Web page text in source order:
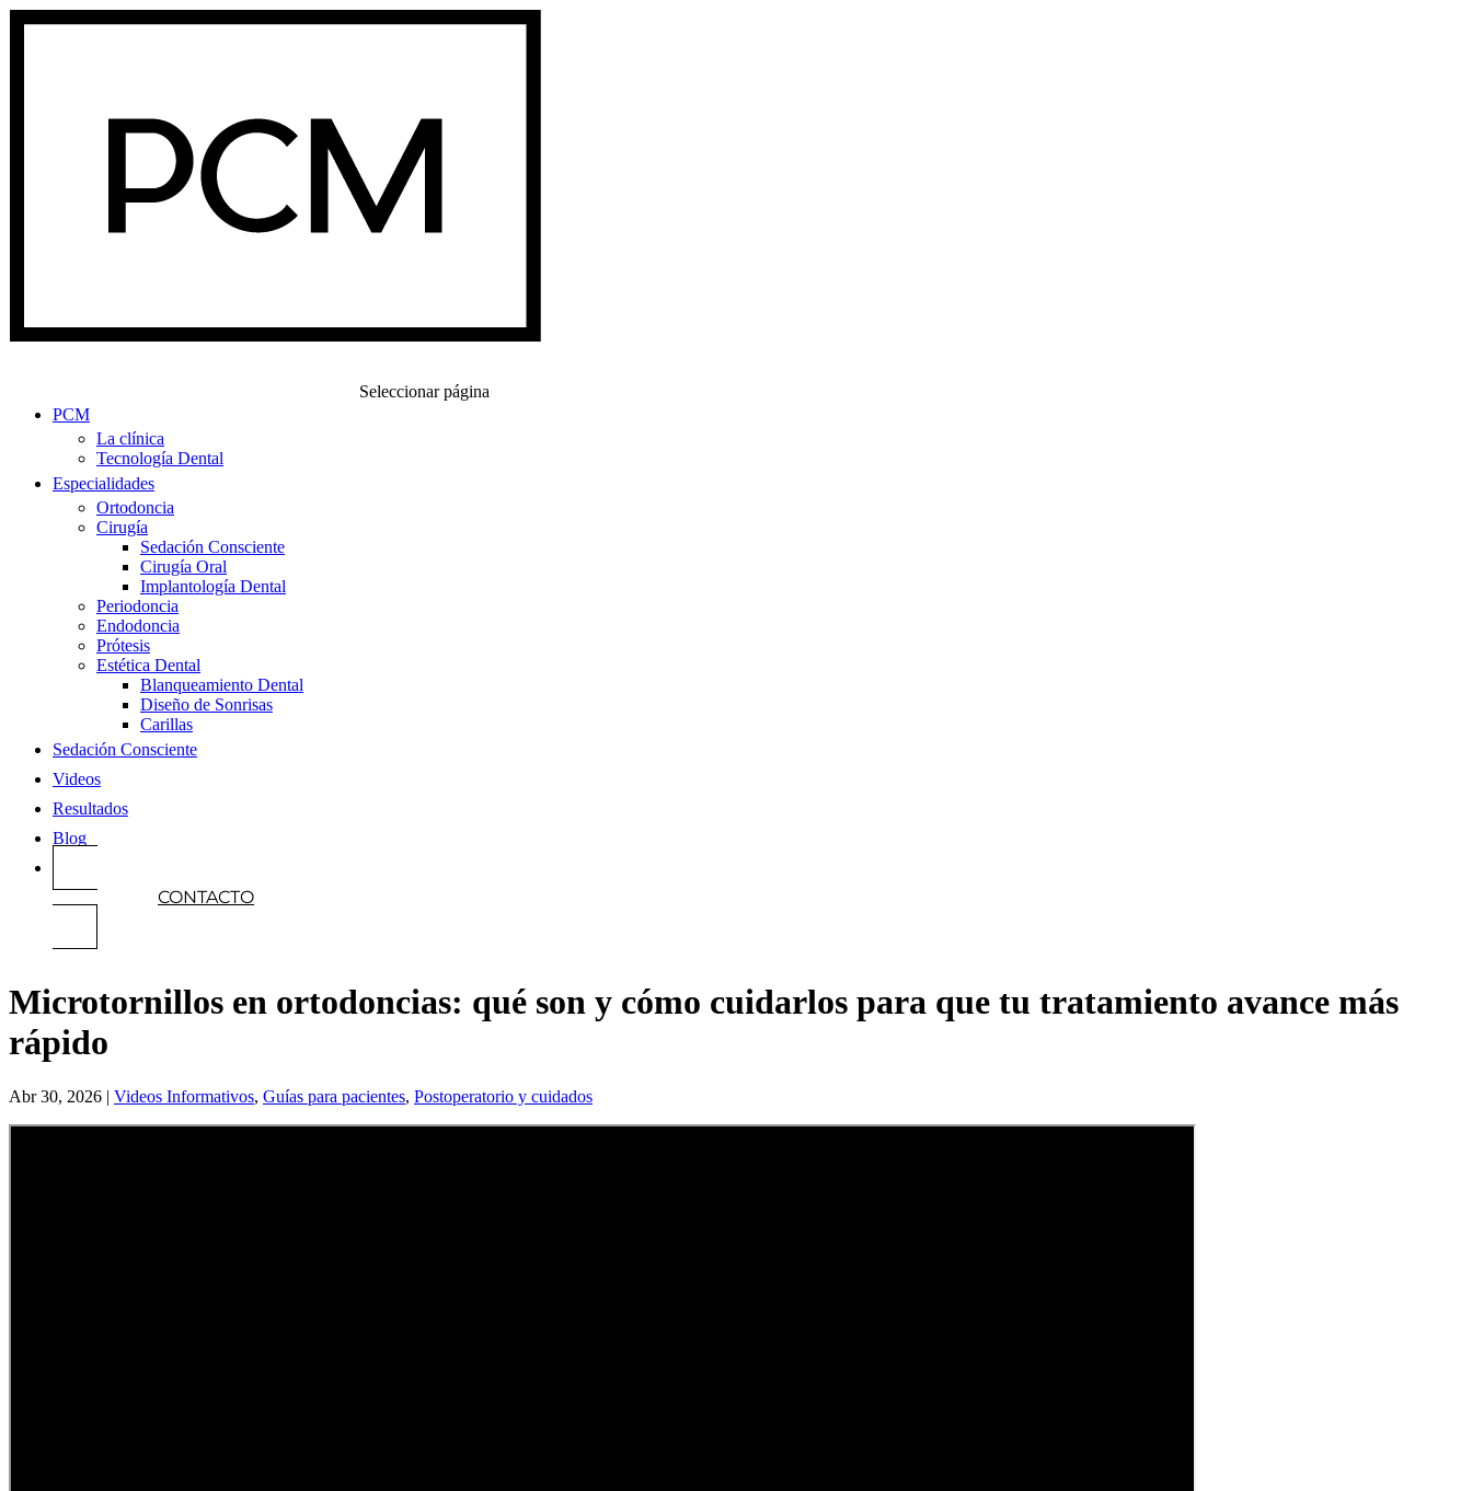
PCM
La clínica
Tecnología Dental
Especialidades
Ortodoncia
Cirugía
Sedación Consciente
Cirugía Oral
Implantología Dental
Periodoncia
Endodoncia
Prótesis
Estética Dental
Blanqueamiento Dental
Diseño de Sonrisas
Carillas
Sedación Consciente
Videos
Resultados
Blog
CONTACTO
Seleccionar página
Microtornillos en ortodoncias: qué son y cómo cuidarlos para que tu tratamiento avance más
rápido
Abr 30, 2026 | Videos Informativos, Guías para pacientes, Postoperatorio y cuidados